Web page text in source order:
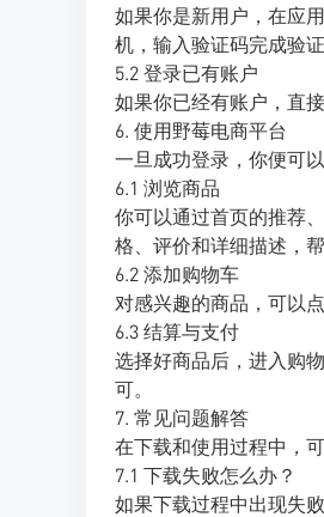
如果你是新用户，在应
机，输入验证码完成验
5.2 登录已有账户
如果你已经有账户，直
6. 使用野莓电商平台
一旦成功登录，你便可
6.1 浏览商品
你可以通过首页的推荐
格、评价和详细描述，
6.2 添加购物车
对感兴趣的商品，可以
6.3 结算与支付
选择好商品后，进入购
可。
7. 常见问题解答
在下载和使用过程中，
7.1 下载失败怎么办？
如果下载过程中出现失